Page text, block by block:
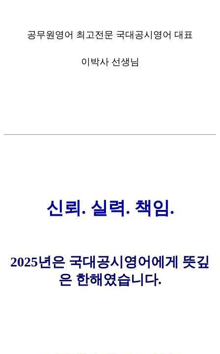
공무원영어 최고전문 국대공시영어 대표
이박사 선생님
신뢰. 실력. 책임.
2025년은 국대공시영어에게 뜻깊
은 한해였습니다.